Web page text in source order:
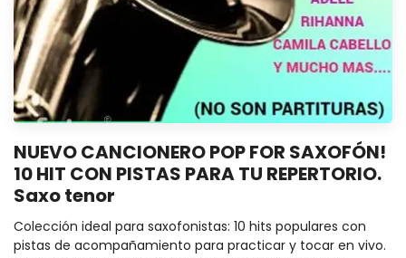
NUEVO CANCIONERO POP FOR SAXOFÓN!
10 HIT CON PISTAS PARA TU REPERTORIO.
Saxo tenor
Colección ideal para saxofonistas: 10 hits populares con
pistas de acompañamiento para practicar y tocar en vivo.